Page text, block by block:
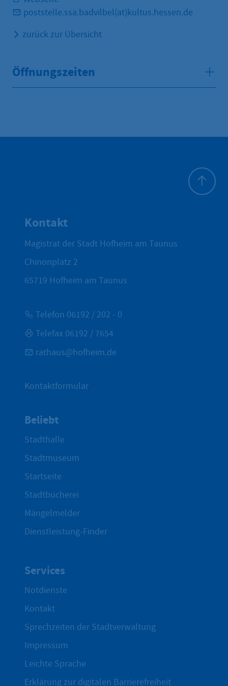
poststelle.ssa.badvilbel(at)kultus.hessen.de
zurück zur Übersicht
Öffnungszeiten
Kontakt
Magistrat der Stadt Hofheim am Taunus
Chinonplatz 2
65719 Hofheim am Taunus
Telefon 06192 / 202 - 0
Telefax 06192 / 7654
rathaus@hofheim.de
Kontaktformular
Beliebt
Stadthalle
Stadtmuseum
Startseite
Stadtbücherei
Mängelmelder
Dienstleistung-Finder
Services
Notdienste
Kontakt
Sprechzeiten der Stadtverwaltung
Impressum
Leichte Sprache
Erklärung zur digitalen Barrierefreiheit